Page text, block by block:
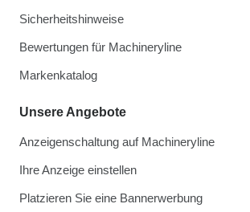
Sicherheitshinweise
Bewertungen für Machineryline
Markenkatalog
Unsere Angebote
Anzeigenschaltung auf Machineryline
Ihre Anzeige einstellen
Platzieren Sie eine Bannerwerbung